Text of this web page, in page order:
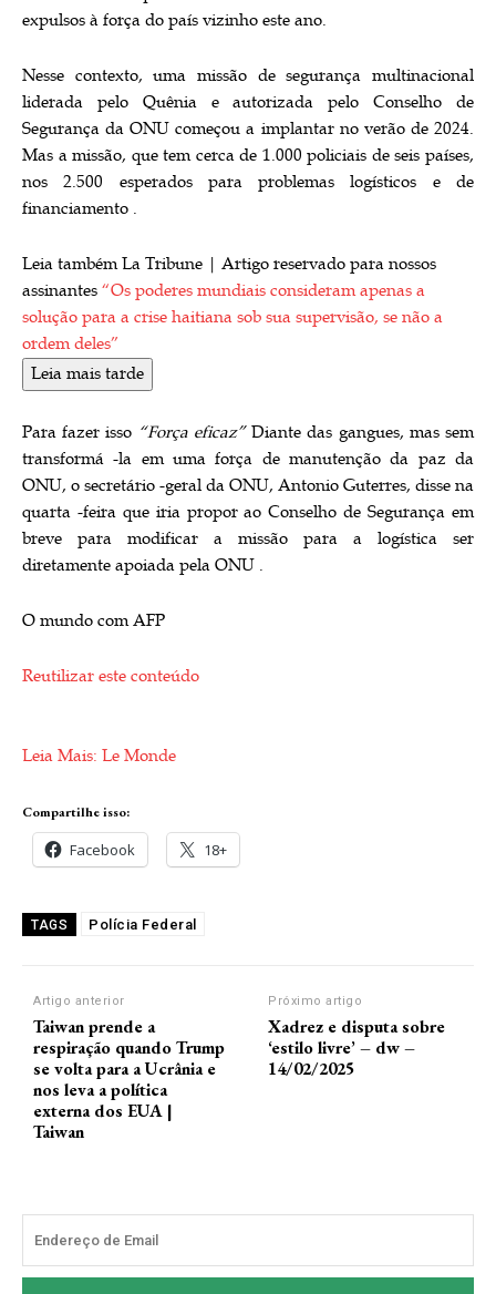
expulsos à força do país vizinho este ano.
Nesse contexto, uma missão de segurança multinacional
liderada pelo Quênia e autorizada pelo Conselho de
Segurança da ONU começou a implantar no verão de 2024.
Mas a missão, que tem cerca de 1.000 policiais de seis países,
nos 2.500 esperados para problemas logísticos e de
financiamento .
Leia também La Tribune | Artigo reservado para nossos
assinantes “Os poderes mundiais consideram apenas a
solução para a crise haitiana sob sua supervisão, se não a
ordem deles”
Leia mais tarde
Para fazer isso “Força eficaz”Diante das gangues, mas sem
transformá -la em uma força de manutenção da paz da
ONU, o secretário -geral da ONU, Antonio Guterres, disse na
quarta -feira que iria propor ao Conselho de Segurança em
breve para modificar a missão para a logística ser
diretamente apoiada pela ONU .
O mundo com AFP
Reutilizar este conteúdo
Leia Mais: Le Monde
Compartilhe isso:
Facebook 18+
TAGS Polícia Federal
Artigo anterior
Taiwan prende a
respiração quando Trump
se volta para a Ucrânia e
nos leva a política
externa dos EUA |
Taiwan
Próximo artigo
Xadrez e disputa sobre
‘estilo livre’ – dw –
14/02/2025